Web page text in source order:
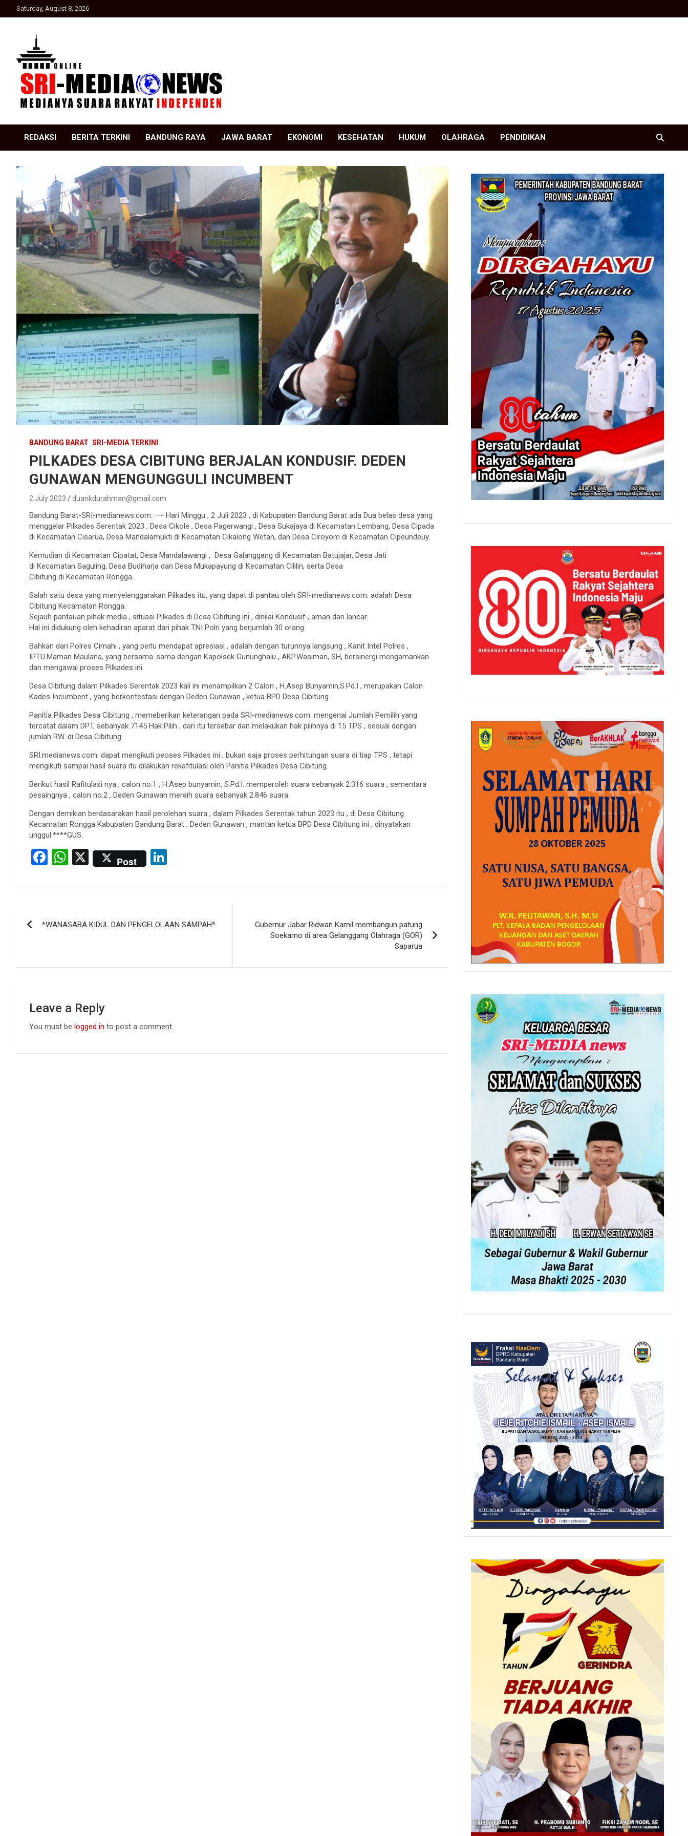
to
Saturday, August 8, 2026
SRI Media news
REDAKSI BERITA TERKINI BANDUNG RAYA JAWA BARAT EKONOMI KESEHATAN HUKUM OLAHRAGA PENDIDIKAN
BANDUNG BARAT SRI-MEDIA TERKINI
PILKADES DESA CIBITUNG BERJALAN KONDUSIF. DEDEN
GUNAWAN MENGUNGGULI INCUMBENT
2 July 2023 duankdurahman@gmail.com
Bandung Barat-SRI-medianews.com. —- Hari Minggu , 2 Juli 2023 , di Kabupaten Bandung Barat ada Dua belas desa yang
menggelar Pilkades Serentak 2023 , Desa Cikole , Desa Pagerwangi , Desa Sukajaya di Kecamatan Lembang, Desa Cipada
di Kecamatan Cisarua, Desa Mandalamukti di Kecamatan Cikalong Wetan, dan Desa Ciroyom di Kecamatan Cipeundeuy.
Kemudian di Kecamatan Cipatat, Desa Mandalawangi , Desa Galanggang di Kecamatan Batujajar, Desa Jati
di Kecamatan Saguling, Desa Budiharja dan Desa Mukapayung di Kecamatan Cililin, serta Desa
Cibitung di Kecamatan Rongga.
Salah satu desa yang menyelenggarakan Pilkades itu, yang dapat di pantau oleh SRI-medianews.com. adalah Desa
Cibitung Kecamatan Rongga.
Sejauh pantauan pihak media , situasi Pilkades di Desa Cibitung ini , dinilai Kondusif , aman dan lancar.
Hal ini didukung oleh kehadiran aparat dari pihak TNI Polri yang berjumlah 30 orang.
Bahkan dari Polres Cimahi , yang perlu mendapat apresiasi , adalah dengan turunnya langsung , Kanit Intel Polres ,
IPTU.Maman Maulana, yang bersama-sama dengan Kapolsek Gununghalu , AKP.Wasiman, SH, bersinergi mengamankan
dan mengawal proses Pilkades ini.
Desa Cibitung dalam Pilkades Serentak 2023 kali ini menampilkan 2 Calon , H.Asep Bunyamin,S.Pd.I , merupakan Calon
Kades Incumbent , yang berkontestasi dengan Deden Gunawan , ketua BPD Desa Cibitung.
Panitia Pilkades Desa Cibitung , memeberikan keterangan pada SRI-medianews.com. mengenai Jumlah Pemilih yang
tercatat dalam DPT, sebanyak 7145 Hak Pilih , dan itu tersebar dan melakukan hak pilihnya di 15 TPS , sesuai dengan
jumlah RW. di Desa Cibitung.
SRI.medianews.com. dapat mengikuti peoses Pilkades ini , bukan saja proses perhitungan suara di tiap TPS , tetapi
mengikuti sampai hasil suara itu dilakukan rekafitulasi oleh Panitia Pilkades Desa Cibitung.
Berikut hasil Rafitulasi nya , calon no.1 , H.Asep bunyamin, S.Pd.I. memperoleh suara sebanyak 2.316 suara , sementara
pesaingnya , calon no.2 , Deden Gunawan meraih suara sebanyak 2.846 suara.
Dengan demikian berdasarakan hasil perolehan suara , dalam Pilkades Serentak tahun 2023 itu , di Desa Cibitung
Kecamatan Rongga Kabupaten Bandung Barat , Deden Gunawan , mantan ketua BPD Desa Cibitung ini , dinyatakan
unggul.****GUS.
F
ce
o
W
at
A
X Post
ke
n
navigation
*WANASABA KIDUL DAN PENGELOLAAN SAMPAH*
Gubernur Jabar Ridwan Kamil membangun patung
Soekarno di area Gelanggang Olahraga (GOR)
Saparua
Leave a Reply
You must be logged in to post a comment.